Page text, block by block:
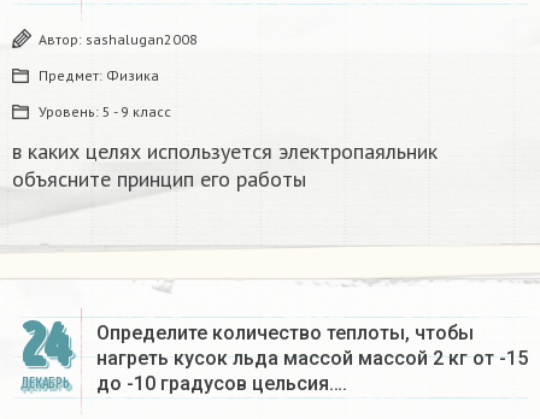
Автор: sashalugan2008
Предмет: Физика
Уровень: 5 - 9 класс
в каких целях используется электропаяльник
объясните принцип его работы​
24
ДЕКАБРЬ
Определите количество теплоты, чтобы
нагреть кусок льда массой массой 2 кг от -15
до -10 градусов цельсия….